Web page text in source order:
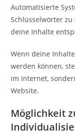
Automatisierte
Schlüsselwörter
deine Inhalte
Wenn deine
werden können,
im Internet,
Website.
Möglichkeit